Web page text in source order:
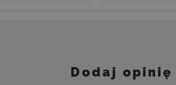
Dodaj opinię